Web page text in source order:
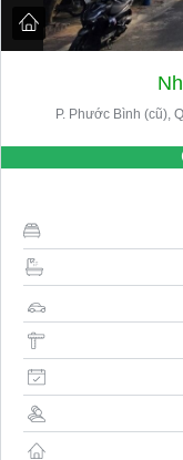
P. Phước Bình (cũ),